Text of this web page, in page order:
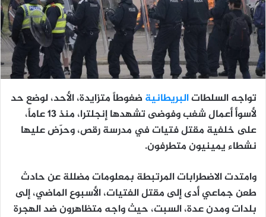
تواجه السلطاتالبريطانيةضغوطاً متزايدة، الأحد، لوضع حد
لأسوأ أعمال شغب وفوضى تشهدها إنجلترا، منذ 13 عاماً،
على خلفية مقتل فتيات في مدرسة رقص، وحرّض عليها
نشطاء يمينيون متطرفون.
وامتدت الاضطرابات المرتبطة بمعلومات مضللة عن حادث
طعن جماعي أدى إلى مقتل الفتيات، الأسبوع الماضي، إلى
بلدات ومدن عدة، السبت، حيث واجه متظاهرون ضد الهجرة